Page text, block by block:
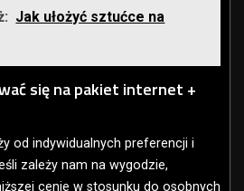
Jak ułożyć sztućce na
się na pakiet internet +
od indywidualnych preferencji i
zależy nam na wygodzie,
cenie w stosunku do osobnych